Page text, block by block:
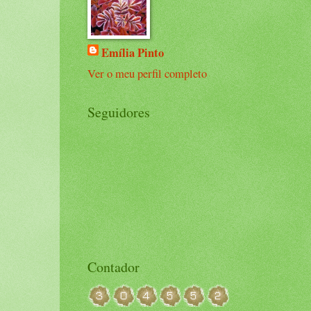
Emília Pinto
Ver o meu perfil completo
Seguidores
Contador